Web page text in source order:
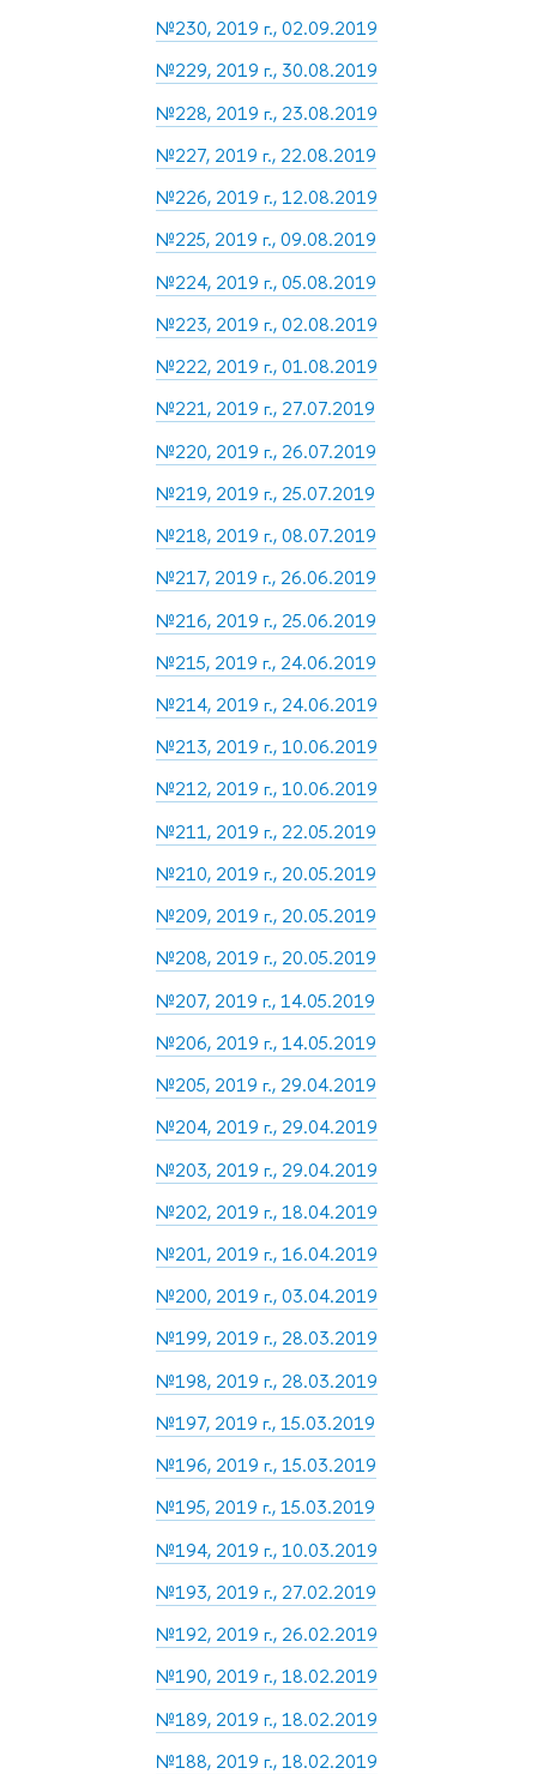
№230, 2019 г., 02.09.2019
№229, 2019 г., 30.08.2019
№228, 2019 г., 23.08.2019
№227, 2019 г., 22.08.2019
№226, 2019 г., 12.08.2019
№225, 2019 г., 09.08.2019
№224, 2019 г., 05.08.2019
№223, 2019 г., 02.08.2019
№222, 2019 г., 01.08.2019
№221, 2019 г., 27.07.2019
№220, 2019 г., 26.07.2019
№219, 2019 г., 25.07.2019
№218, 2019 г., 08.07.2019
№217, 2019 г., 26.06.2019
№216, 2019 г., 25.06.2019
№215, 2019 г., 24.06.2019
№214, 2019 г., 24.06.2019
№213, 2019 г., 10.06.2019
№212, 2019 г., 10.06.2019
№211, 2019 г., 22.05.2019
№210, 2019 г., 20.05.2019
№209, 2019 г., 20.05.2019
№208, 2019 г., 20.05.2019
№207, 2019 г., 14.05.2019
№206, 2019 г., 14.05.2019
№205, 2019 г., 29.04.2019
№204, 2019 г., 29.04.2019
№203, 2019 г., 29.04.2019
№202, 2019 г., 18.04.2019
№201, 2019 г., 16.04.2019
№200, 2019 г., 03.04.2019
№199, 2019 г., 28.03.2019
№198, 2019 г., 28.03.2019
№197, 2019 г., 15.03.2019
№196, 2019 г., 15.03.2019
№195, 2019 г., 15.03.2019
№194, 2019 г., 10.03.2019
№193, 2019 г., 27.02.2019
№192, 2019 г., 26.02.2019
№190, 2019 г., 18.02.2019
№189, 2019 г., 18.02.2019
№188, 2019 г., 18.02.2019